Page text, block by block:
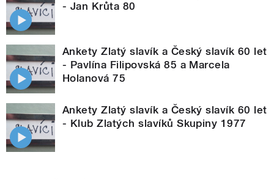
- Jan Krůta 80
Ankety Zlatý slavík a Český slavík 60 let
- Pavlína Filipovská 85 a Marcela
Holanová 75
Ankety Zlatý slavík a Český slavík 60 let
- Klub Zlatých slavíků Skupiny 1977